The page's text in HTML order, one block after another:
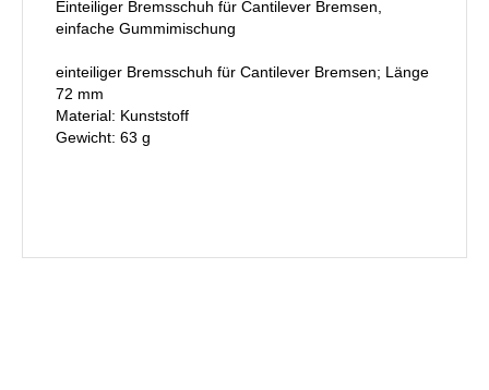
Einteiliger Bremsschuh für Cantilever Bremsen,
einfache Gummimischung
einteiliger Bremsschuh für Cantilever Bremsen; Länge
72 mm
Material: Kunststoff
Gewicht: 63 g